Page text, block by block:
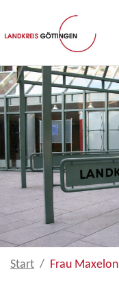
Zum Hauptinhalt springen
Start Frau Maxelon